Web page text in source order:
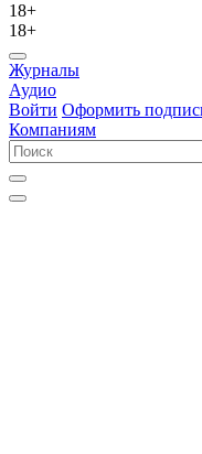
18+
18+
Журналы
Аудио
Войти Оформить
Компаниям